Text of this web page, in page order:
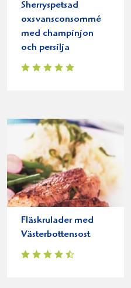
Sherryspetsad
oxsvansconsommé
med champinjon
och persilja
Fläskrulader med
Västerbottensost